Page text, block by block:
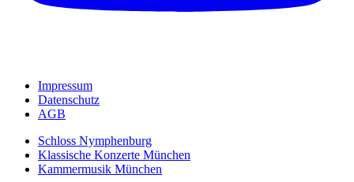
Impressum
Datenschutz
AGB
Schloss Nymphenburg
Klassische Konzerte München
Kammermusik München